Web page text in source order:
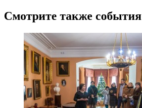
Смотрите также события